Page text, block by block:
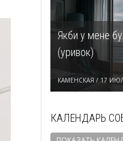
Якби у мене
(уривок)
КАМЕНСКАЯ / 17
КАЛЕНДАРЬ